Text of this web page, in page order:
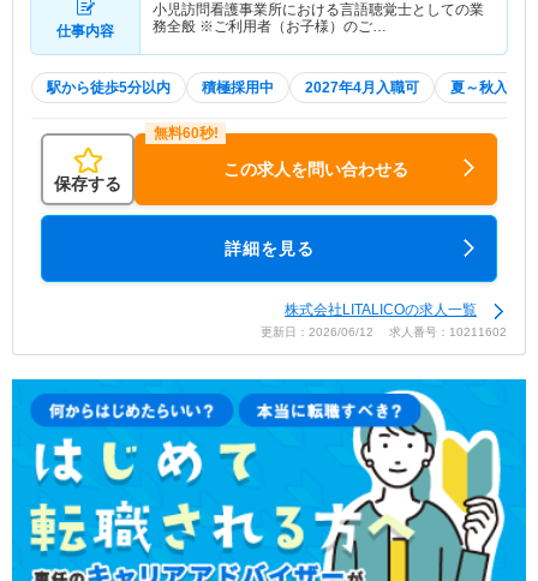
仕事内容
小児訪問看護事業所における言語聴覚士としての業
務全般 ※ご利用者（お子様）のご…
駅から徒歩5分以内 積極採用中 2027年4月入職可 夏～秋入職可
保存する
この求人を問い合わせる
詳細を見る
株式会社LITALICOの求人一覧
更新日：2026/06/12 求人番号：10211602